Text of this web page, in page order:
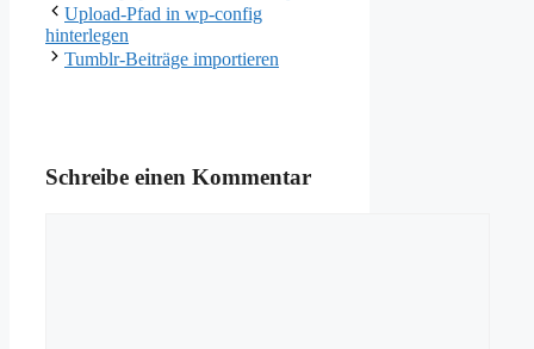
Upload-Pfad in wp-config
hinterlegen
Tumblr-Beiträge importieren
Schreibe einen Kommentar